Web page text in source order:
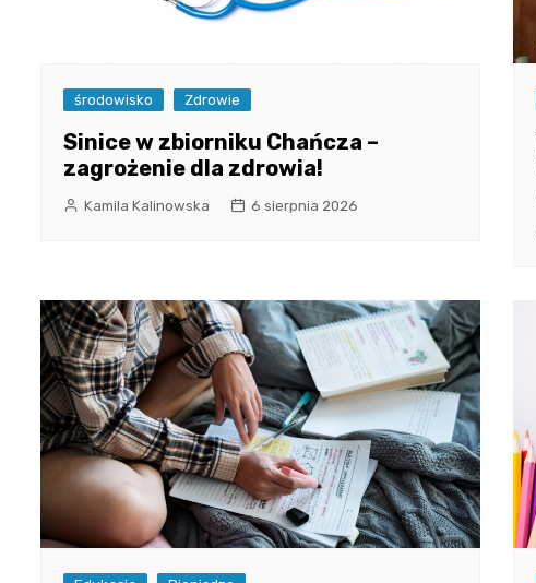
środowisko Zdrowie
Sinice w zbiorniku Chańcza –
zagrożenie dla zdrowia!
Kamila Kalinowska 6 sierpnia 2026